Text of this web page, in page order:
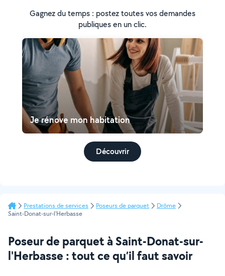
Gagnez du temps : postez toutes vos demandes
publiques en un clic.
Je rénove mon habitation
Découvrir
Prestations de services Poseurs de parquet
Drôme
Saint-Donat-sur-l'Herbasse
Poseur de parquet à Saint-Donat-sur-
l'Herbasse : tout ce qu’il faut savoir